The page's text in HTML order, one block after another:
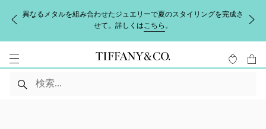
異なるメタルを組み合わせたジュエリーで夏のスタイリングを完成さ
せて。詳しくはこちら 。